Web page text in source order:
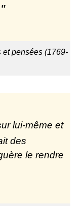
et pensées (1769-
lui-même et
des
le rendre